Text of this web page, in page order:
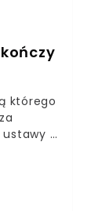
którego
o